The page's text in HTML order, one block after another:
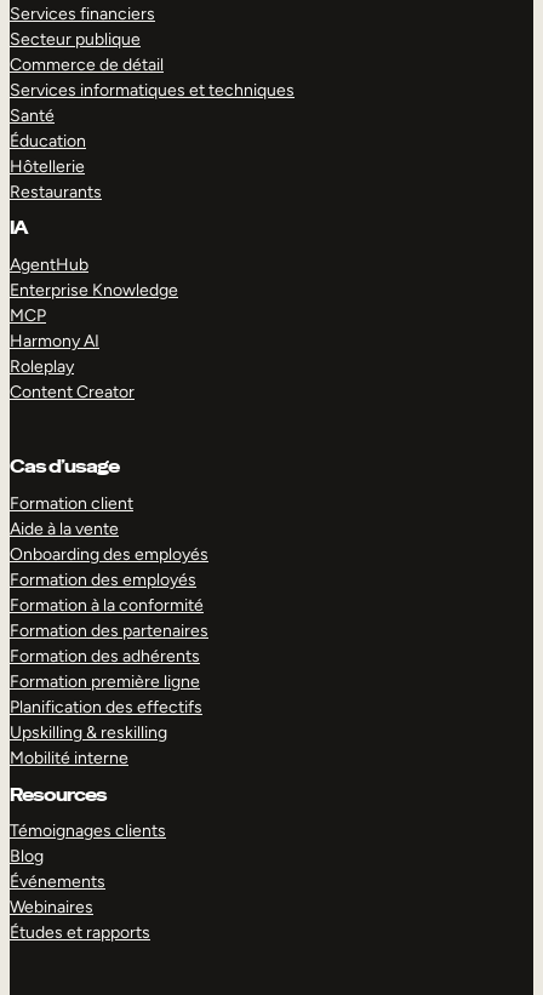
Services financiers
Secteur publique
Commerce de détail
Services informatiques et techniques
Santé
Éducation
Hôtellerie
Restaurants
IA
AgentHub
Enterprise Knowledge
MCP
Harmony AI
Roleplay
Content Creator
Cas d’usage
Formation client
Aide à la vente
Onboarding des employés
Formation des employés
Formation à la conformité
Formation des partenaires
Formation des adhérents
Formation première ligne
Planification des effectifs
Upskilling & reskilling
Mobilité interne
Resources
Témoignages clients
Blog
Événements
Webinaires
Études et rapports